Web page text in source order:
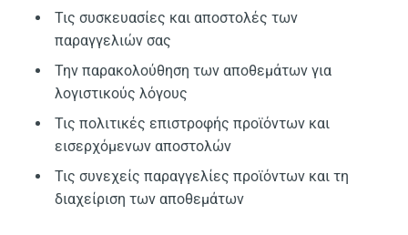
Τις συσκευασίες και αποστολές των
παραγγελιών σας
Την παρακολούθηση των αποθεμάτων για
λογιστικούς λόγους
Τις πολιτικές επιστροφής προϊόντων και
εισερχόμενων αποστολών
Τις συνεχείς παραγγελίες προϊόντων και τη
διαχείριση των αποθεμάτων